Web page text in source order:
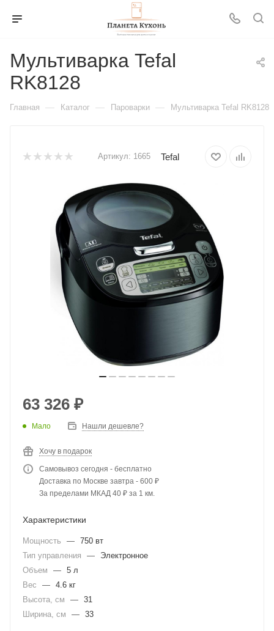
Мультиварка Tefal
RK8128
Главная — Каталог — Пароварки — Мультиварка Tefal RK8128
Артикул: 1665 Tefal
63 326 ₽
Мало Нашли дешевле?
Хочу в подарок
Самовывоз сегодня - бесплатно
Доставка по Москве завтра - 600 ₽
За пределами МКАД 40 ₽ за 1 км.
Характеристики
Мощность — 750 вт
Тип управления
—
Электронное
Объем
— 5 л
Вес
— 4.6 кг
Высота, см
— 31
Ширина, см
— 33